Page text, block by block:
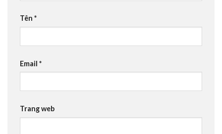
Tên *
Email *
Trang web